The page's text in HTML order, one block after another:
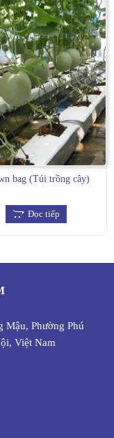
bag (Túi trồng cây)
Đọc tiếp
Mậu, Phường Phú
Việt Nam